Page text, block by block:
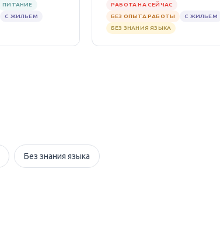
ПИТАНИЕ
С ЖИЛЬЕМ
РАБОТА НА СЕЙЧАС
БЕЗ ОПЫТА РАБОТЫ
С ЖИЛЬЕМ
БЕЗ ЗНАНИЯ ЯЗЫКА
Без знания языка